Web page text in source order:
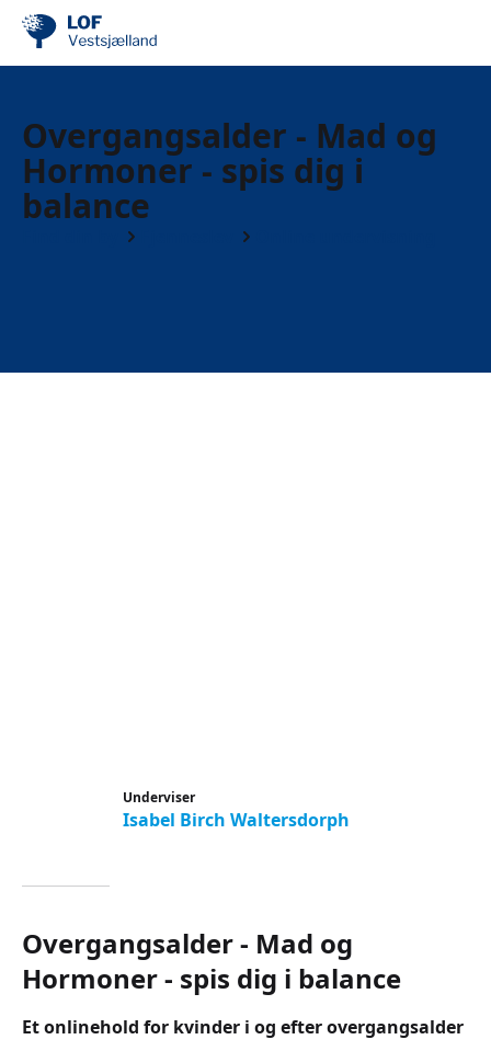
Overgangsalder - Mad og
Hormoner - spis dig i
balance
Underviser
Isabel Birch Waltersdorph
Overgangsalder - Mad og
Hormoner - spis dig i balance
Et onlinehold for kvinder i og efter overgangsalder